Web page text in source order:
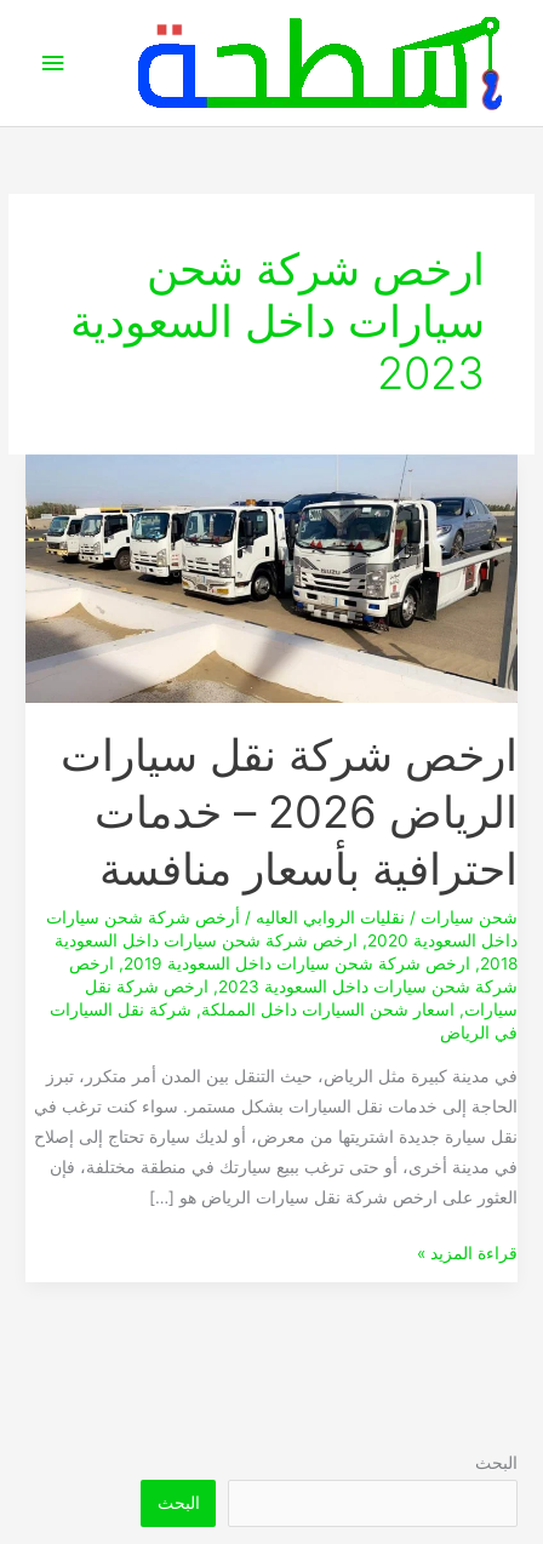
المحتوى
ارخص شركة شحن
سيارات داخل السعودية
2023
ارخص شركة نقل سيارات
الرياض 2026 – خدمات
احترافية بأسعار منافسة
شحن سيارات / نقليات الروابي العاليه/ أرخص شركة شحن سيارات
داخل السعودية 2020
, ارخص شركة شحن سيارات داخل السعودية
2018
, ارخص شركة شحن سيارات داخل السعودية 2019 , ارخص
شركة شحن سيارات داخل السعودية 2023
, ارخص شركة نقل
سيارات, اسعار شحن السيارات داخل المملكة, شركة نقل السيارات
في الرياض
في مدينة كبيرة مثل الرياض، حيث التنقل بين المدن أمر متكرر، تبرز
الحاجة إلى خدمات نقل السيارات بشكل مستمر. سواء كنت ترغب في
نقل سيارة جديدة اشتريتها من معرض، أو لديك سيارة تحتاج إلى إصلاح
في مدينة أخرى، أو حتى ترغب ببيع سيارتك في منطقة مختلفة، فإن
العثور على ارخص شركة نقل سيارات الرياض هو […]
شركة
نقل
سيارات
الرياض
2026
–
خدمات
بأسعار
منافسة
قراءة المزيد »
البحث
البحث